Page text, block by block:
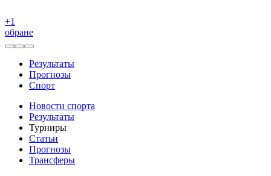
+1
обране
Результаты
Прогнозы
Спорт
Новости спорта
Результаты
Турниры
Статьи
Прогнозы
Трансферы